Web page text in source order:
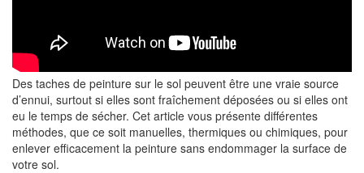
Des taches de peinture sur le sol peuvent être une vraie source
d’ennui, surtout si elles sont fraîchement déposées ou si elles ont
eu le temps de sécher. Cet article vous présente différentes
méthodes, que ce soit manuelles, thermiques ou chimiques, pour
enlever efficacement la peinture sans endommager la surface de
votre sol.